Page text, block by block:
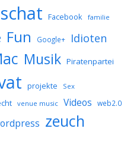
Facebook familie
Fun Google+ Idioten
Musik Piratenpartei
projekte Sex
venue music Videos web2.0
zeuch